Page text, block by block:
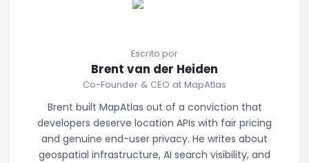
Escrito por
Brent van der Heiden
Co-Founder & CEO at MapAtlas
Brent built MapAtlas out of a conviction that
developers deserve location APIs with fair pricing
and genuine end-user privacy. He writes about
geospatial infrastructure, AI search visibility, and